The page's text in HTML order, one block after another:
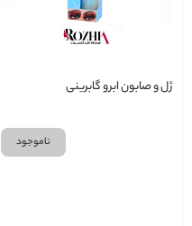
ژل و صابون ابرو گابرینی
ناموجود